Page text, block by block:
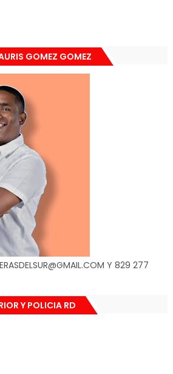
GOMEZ GOMEZ
Y 829 277
Y POLICIA RD